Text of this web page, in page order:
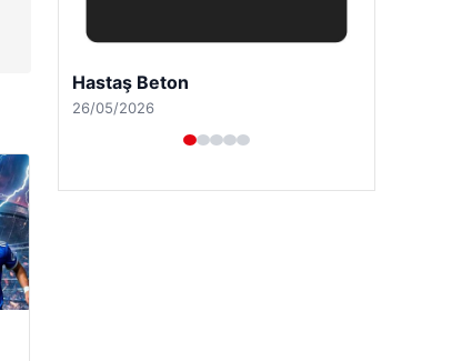
Enes Kaplan Avukatlık Bürosu
28/04/2026